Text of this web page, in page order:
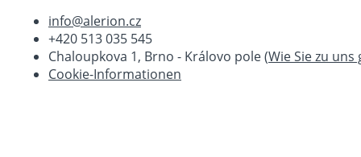
info@alerion.cz
+420 513 035 545
Chaloupkova 1, Brno - Královo pole (Wie Sie zu uns
Cookie-Informationen